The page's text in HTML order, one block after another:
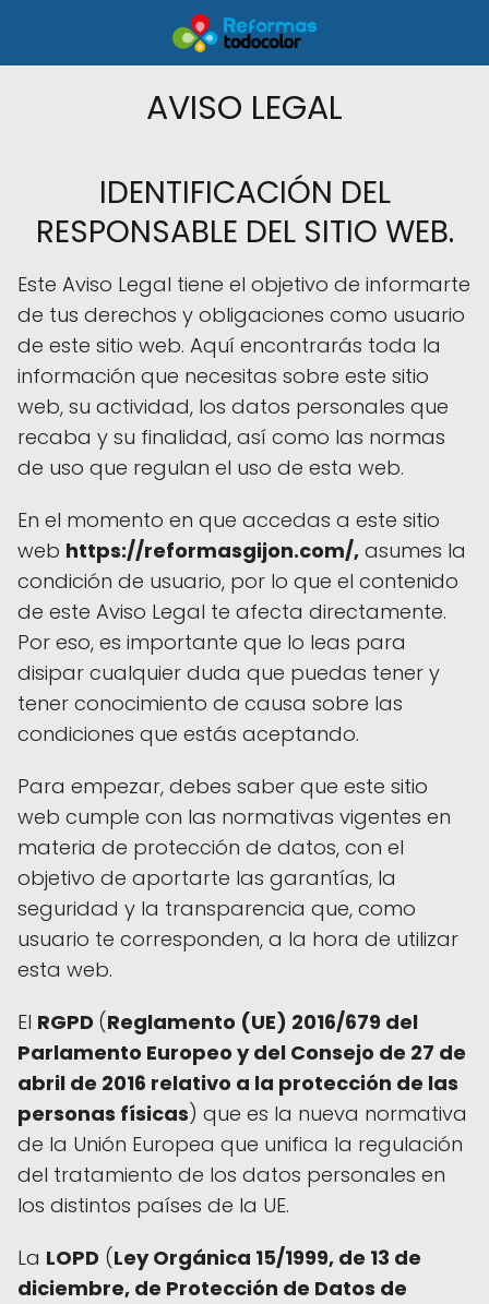
AVISO LEGAL
IDENTIFICACIÓN DEL
RESPONSABLE DEL SITIO WEB.
Este Aviso Legal tiene el objetivo de informarte
de tus derechos y obligaciones como usuario
de este sitio web. Aquí encontrarás toda la
información que necesitas sobre este sitio
web, su actividad, los datos personales que
recaba y su finalidad, así como las normas
de uso que regulan el uso de esta web.
En el momento en que accedas a este sitio
web https://reformasgijon.com/, asumes la
condición de usuario, por lo que el contenido
de este Aviso Legal te afecta directamente.
Por eso, es importante que lo leas para
disipar cualquier duda que puedas tener y
tener conocimiento de causa sobre las
condiciones que estás aceptando.
Para empezar, debes saber que este sitio
web cumple con las normativas vigentes en
materia de protección de datos, con el
objetivo de aportarte las garantías, la
seguridad y la transparencia que, como
usuario te corresponden, a la hora de utilizar
esta web.
El RGPD (Reglamento (UE) 2016/679 del
Parlamento Europeo y del Consejo de 27 de
abril de 2016 relativo a la protección de las
personas físicas) que es la nueva normativa
de la Unión Europea que unifica la regulación
del tratamiento de los datos personales en
los distintos países de la UE.
La LOPD (Ley Orgánica 15/1999, de 13 de
diciembre, de Protección de Datos de